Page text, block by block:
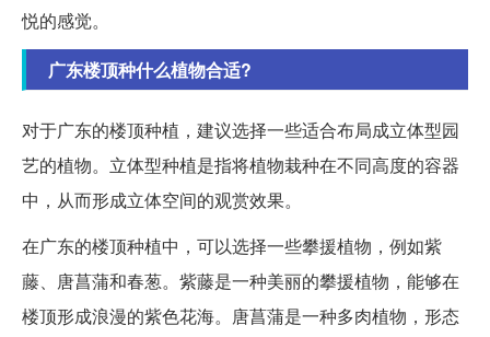
悦的感觉。
广东楼顶种什么植物合适?
对于广东的楼顶种植，建议选择一些适合布局成立体型园
艺的植物。立体型种植是指将植物栽种在不同高度的容器
中，从而形成立体空间的观赏效果。
在广东的楼顶种植中，可以选择一些攀援植物，例如紫
藤、唐菖蒲和春葱。紫藤是一种美丽的攀援植物，能够在
楼顶形成浪漫的紫色花海。唐菖蒲是一种多肉植物，形态